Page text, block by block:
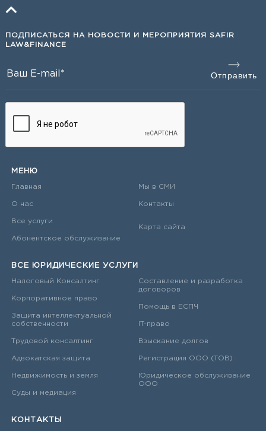
ПОДПИСАТЬСЯ НА НОВОСТИ И МЕРОПРИЯТИЯ SAFIR
LAW&FINANCE
МЕНЮ
Главная
О нас
Все услуги
Абонентское обслуживание
Мы в СМИ
Контакты
Карта сайта
ВСЕ ЮРИДИЧЕСКИЕ УСЛУГИ
Налоговый Консалтинг
Корпоративное право
Защита интеллектуальной
собственности
Трудовой консалтинг
Адвокатская защита
Недвижимость и земля
Суды и медиация
Составление и разработка
договоров
Помощь в ЕСПЧ
IT-право
Взыскание долгов
Регистрация ООО (ТОВ)
Юридическое обслуживание
ООО
КОНТАКТЫ